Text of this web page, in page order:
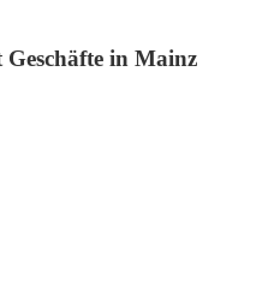
in Mainz